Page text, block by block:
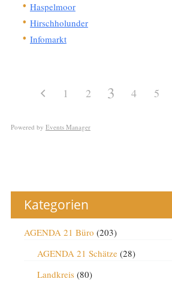
Haspelmoor
Hirschholunder
Infomarkt
1 2 3 4 5
Powered by Events Manager
Kategorien
AGENDA 21 Büro (203)
AGENDA 21 Schätze(28)
Landkreis(80)